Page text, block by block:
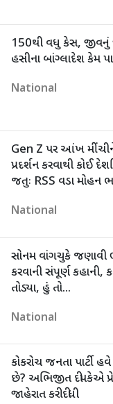
150થી વધુ કેસ,
હસીના બાંગ્લાદેશ કેમ
National
Gen Z પર આંખ
પ્રદર્શન કરવાથી કોઈ
જતુઃ RSS વડા મોહન
National
સોનમ વાંગચુકે
કરવાની સંપૂર્ણ
તોડ્યા, હું તો...
National
કોકરોચ જનતા પાર્ટી
છે? અભિજીત દીપકેએ
જાહેરાત કરી દીધી